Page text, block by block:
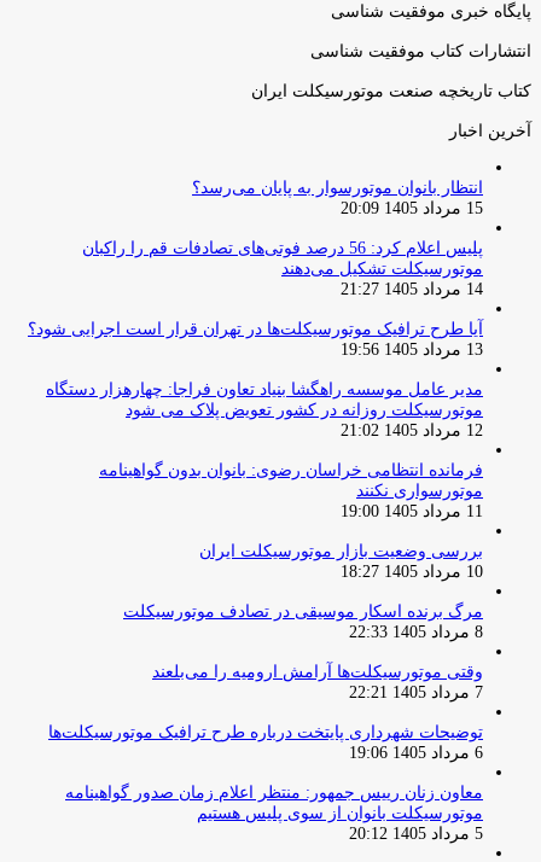
پایگاه خبری موفقیت شناسی
انتشارات کتاب موفقیت شناسی
کتاب تاریخچه صنعت موتورسیکلت ایران
آخرین اخبار
انتظار بانوان موتورسوار به پایان می‌رسد؟
15 مرداد 1405 20:09
پلیس اعلام کرد: 56 درصد فوتی‌های تصادفات قم را راکبان
موتورسیکلت تشکیل می‌دهند
14 مرداد 1405 21:27
آیا طرح ترافیک موتورسیکلت‌ها در تهران قرار است اجرایی شود؟
13 مرداد 1405 19:56
مدیر عامل موسسه راهگشا بنیاد تعاون فراجا: چهارهزار دستگاه
موتورسیکلت روزانه در کشور تعویض پلاک می شود
12 مرداد 1405 21:02
فرمانده انتظامی خراسان رضوی: بانوان بدون گواهینامه
موتورسواری نکنند
11 مرداد 1405 19:00
بررسی وضعیت بازار موتورسیکلت ایران
10 مرداد 1405 18:27
مرگ برنده اسکار موسیقی در تصادف موتورسیکلت
8 مرداد 1405 22:33
وقتی موتورسیکلت‌ها آرامش ارومیه را می‌بلعند
7 مرداد 1405 22:21
توضیحات شهرداری پایتخت درباره طرح ترافیک موتورسیکلت‌ها
6 مرداد 1405 19:06
معاون زنان رییس جمهور: منتظر اعلام زمان صدور گواهینامه
موتورسیکلت بانوان از سوی پلیس هستیم
5 مرداد 1405 20:12